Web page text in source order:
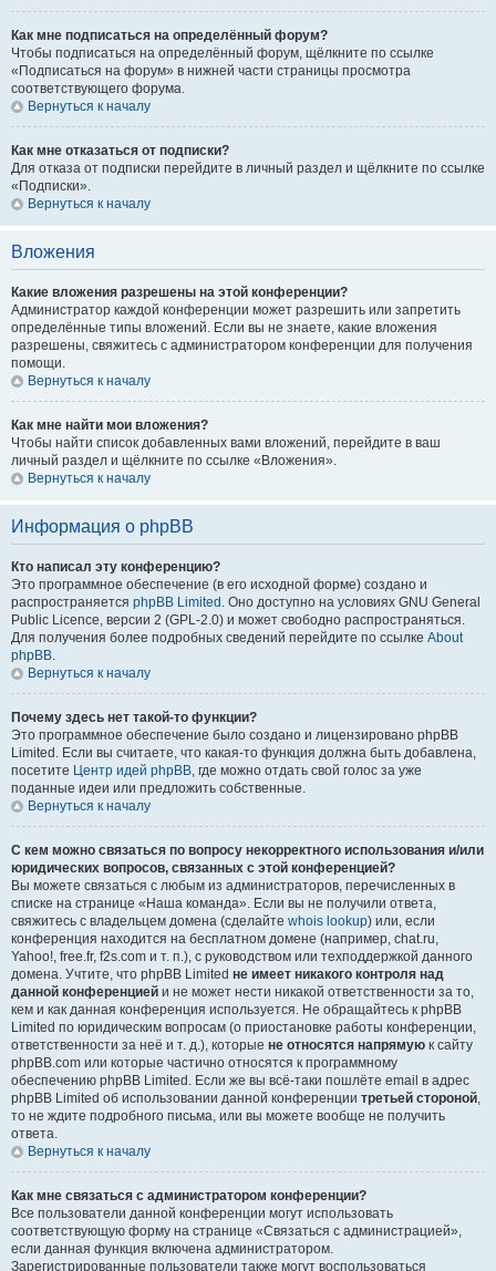
Как мне подписаться на определённый форум?
Чтобы подписаться на определённый форум, щёлкните по ссылке
«Подписаться на форум» в нижней части страницы просмотра
соответствующего форума.
Вернуться к началу
Как мне отказаться от подписки?
Для отказа от подписки перейдите в личный раздел и щёлкните по ссылке
«Подписки».
Вернуться к началу
Вложения
Какие вложения разрешены на этой конференции?
Администратор каждой конференции может разрешить или запретить
определённые типы вложений. Если вы не знаете, какие вложения
разрешены, свяжитесь с администратором конференции для получения
помощи.
Вернуться к началу
Как мне найти мои вложения?
Чтобы найти список добавленных вами вложений, перейдите в ваш
личный раздел и щёлкните по ссылке «Вложения».
Вернуться к началу
Информация о phpBB
Кто написал эту конференцию?
Это программное обеспечение (в его исходной форме) создано и
распространяется phpBB Limited . Оно доступно на условиях GNU General
Public Licence, версии 2 (GPL-2.0) и может свободно распространяться.
Для получения более подробных сведений перейдите по ссылке About
phpBB.
Вернуться к началу
Почему здесь нет такой-то функции?
Это программное обеспечение было создано и лицензировано phpBB
Limited. Если вы считаете, что какая-то функция должна быть добавлена,
посетите Центр идей phpBB, где можно отдать свой голос за уже
поданные идеи или предложить собственные.
Вернуться к началу
С кем можно связаться по вопросу некорректного использования и/или
юридических вопросов, связанных с этой конференцией?
Вы можете связаться с любым из администраторов, перечисленных в
списке на странице «Наша команда». Если вы не получили ответа,
свяжитесь с владельцем домена (сделайте whois lookup) или, если
конференция находится на бесплатном домене (например, chat.ru,
Yahoo!, free.fr, f2s.com и т. п.), с руководством или техподдержкой данного
домена. Учтите, что phpBB Limited не имеет никакого контроля над
данной конференцией и не может нести никакой ответственности за то,
кем и как данная конференция используется. Не обращайтесь к phpBB
Limited по юридическим вопросам (о приостановке работы конференции,
ответственности за неё и т. д.), которые не относятся напрямую к сайту
phpBB.com или которые частично относятся к программному
обеспечению phpBB Limited. Если же вы всё-таки пошлёте email в адрес
phpBB Limited об использовании данной конференции третьей стороной,
то не ждите подробного письма, или вы можете вообще не получить
ответа.
Вернуться к началу
Как мне связаться с администратором конференции?
Все пользователи данной конференции могут использовать
соответствующую форму на странице «Связаться с администрацией»,
если данная функция включена администратором.
Зарегистрированные пользователи также могут воспользоваться